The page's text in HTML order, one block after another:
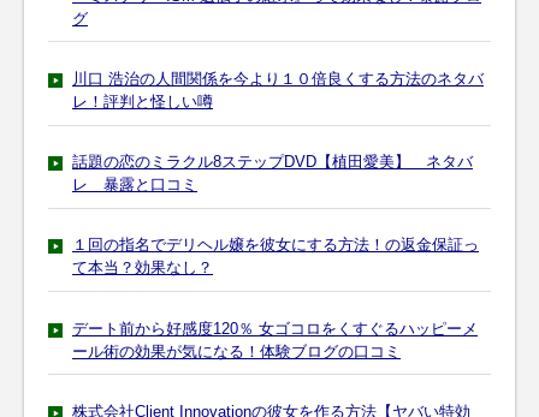
グ
川口 浩治の人間関係を今より１０倍良くする方法のネタバ
レ！評判と怪しい噂
話題の恋のミラクル8ステップDVD【植田愛美】 ネタバ
レ 暴露と口コミ
１回の指名でデリヘル嬢を彼女にする方法！の返金保証っ
て本当？効果なし？
デート前から好感度120％ 女ゴコロをくすぐるハッピーメ
ール術の効果が気になる！体験ブログの口コミ
株式会社Client Innovationの彼女を作る方法【ヤバい特効